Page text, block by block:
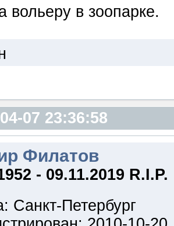
вольеру в зоопарке.
07 23:36:58
Филатов
- 09.11.2019 R.I.P.
Санкт-Петербург